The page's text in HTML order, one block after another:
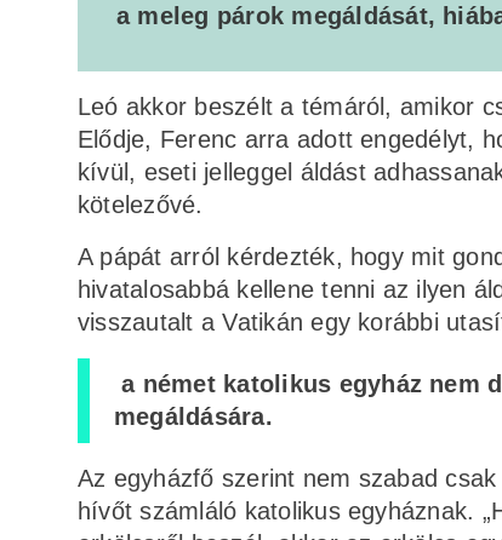
a meleg párok megáldását,
Leó akkor beszélt a témáról, amikor
Elődje, Ferenc arra adott engedélyt,
kívül, eseti jelleggel áldást
kötelezővé.
A pápát arról kérdezték, hogy mit
hivatalosabbá kellene tenni az ilyen
visszautalt a Vatikán egy korábbi
a német katolikus egyház nem
megáldására.
Az egyházfő szerint nem szabad
hívőt számláló katolikus egyháznak.